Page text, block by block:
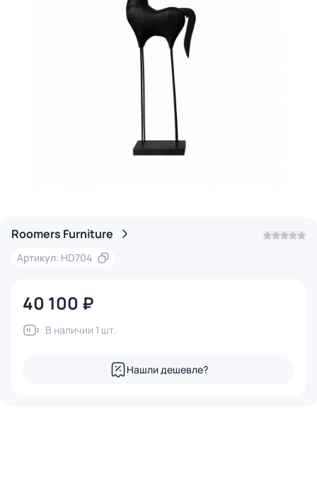
Roomers Furniture
Артикул: HD704
40 100 ₽
В наличии 1 шт.
Нашли дешевле?